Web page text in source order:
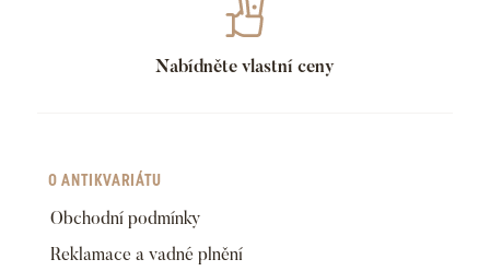
Nabídněte vlastní ceny
O ANTIKVARIÁTU
Obchodní podmínky
Reklamace a vadné plnění